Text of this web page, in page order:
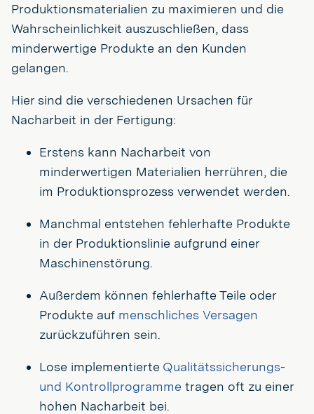
Produktionsmaterialien zu maximieren und die
Wahrscheinlichkeit auszuschließen, dass
minderwertige Produkte an den Kunden
gelangen.
Hier sind die verschiedenen Ursachen für
Nacharbeit in der Fertigung:
Erstens kann Nacharbeit von
minderwertigen Materialien herrühren, die
im Produktionsprozess verwendet werden.
Manchmal entstehen fehlerhafte Produkte
in der Produktionslinie aufgrund einer
Maschinenstörung.
Außerdem können fehlerhafte Teile oder
Produkte auf menschliches Versagen
zurückzuführen sein.
Lose implementierte Qualitätssicherungs-
und Kontrollprogramme tragen oft zu einer
hohen Nacharbeit bei.